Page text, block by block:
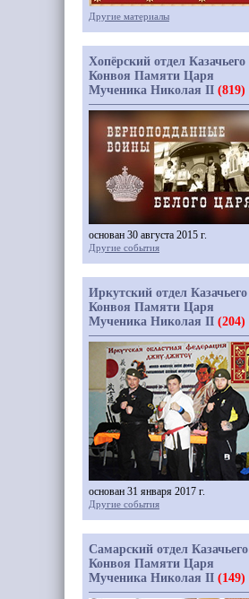
Другие материалы
Хопёрский отдел Казачьего
Конвоя Памяти Царя
Мученика Николая II (819)
основан 30 августа 2015 г.
Другие события
Иркутский отдел Казачьего
Конвоя Памяти Царя
Мученика Николая II (204)
основан 31 января 2017 г.
Другие события
Самарский отдел Казачьего
Конвоя Памяти Царя
Мученика Николая II (149)